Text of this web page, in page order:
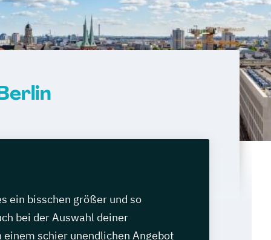
ein bisschen größer und so
bei der Auswahl deiner
einem schier unendlichen Angebot